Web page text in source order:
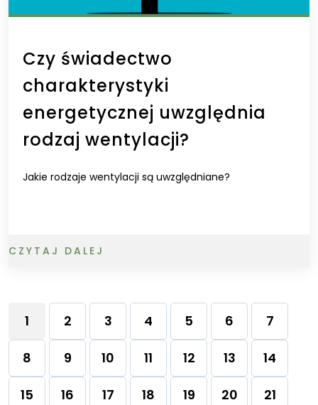
Czy świadectwo
charakterystyki
energetycznej uwzględnia
rodzaj wentylacji?
Jakie rodzaje wentylacji są uwzględniane?
CZYTAJ DALEJ
1 2 3 4 5 6 7
8 9 10 11 12 13 14
15 16 17 18 19 20 21